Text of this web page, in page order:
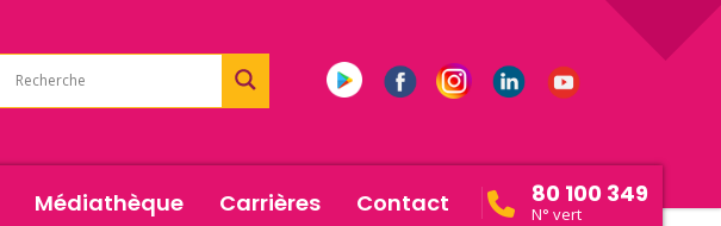
Médiathèque Carrières Contact 80 100 349
N° vert